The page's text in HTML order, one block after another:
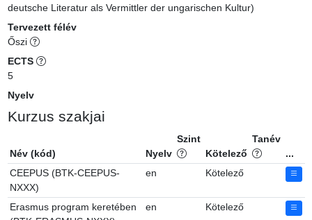
deutsche Literatur als Vermittler der ungarischen Kultur)
Tervezett félév
Őszi
ECTS
5
Nyelv
Kurzus szakjai
Név (kód) Nyelv
Szint
Kötelező
Tanév
...
CEEPUS (BTK-CEEPUS-
NXXX)
en Kötelező
Erasmus program keretében
en Kötelező